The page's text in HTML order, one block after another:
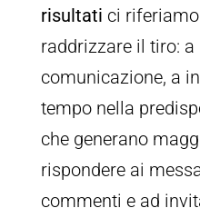
risultati ci
raddrizzare il tiro:
comunicazione, a
tempo nella
che generano
rispondere ai
commenti e ad